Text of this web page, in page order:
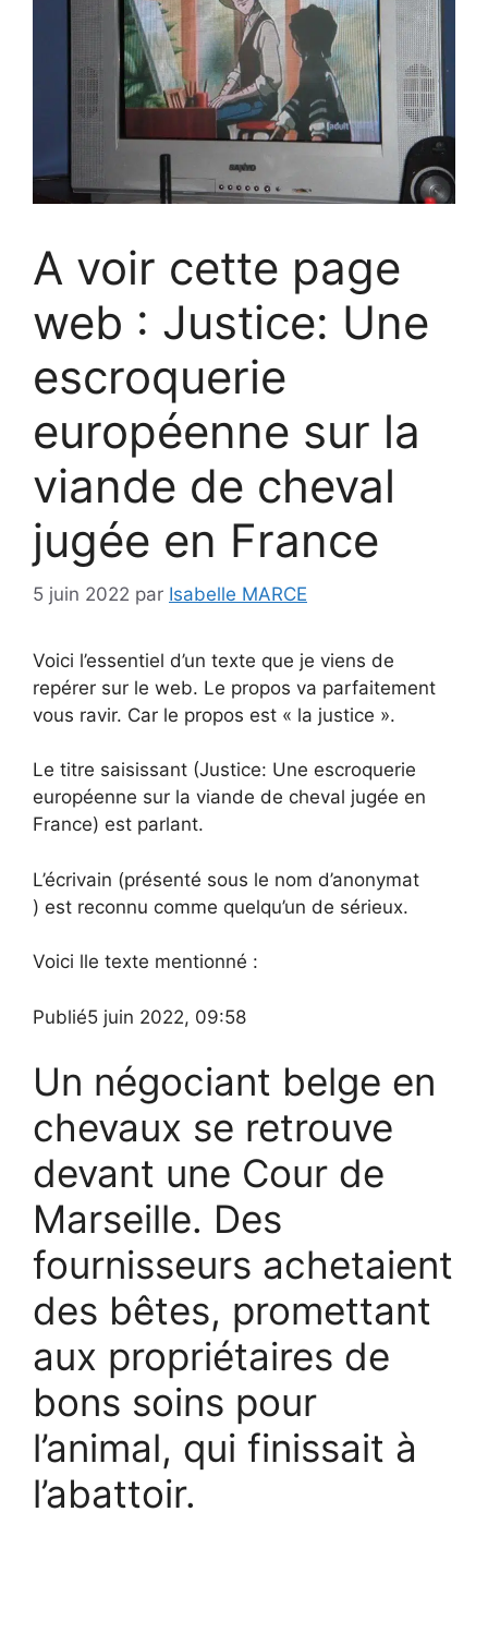
A voir cette page
web : Justice: Une
escroquerie
européenne sur la
viande de cheval
jugée en France
5 juin 2022 par Isabelle MARCE
Voici l’essentiel d’un texte que je viens de
repérer sur le web. Le propos va parfaitement
vous ravir. Car le propos est « la justice ».
Le titre saisissant (Justice: Une escroquerie
européenne sur la viande de cheval jugée en
France) est parlant.
L’écrivain (présenté sous le nom d’anonymat
) est reconnu comme quelqu’un de sérieux.
Voici lle texte mentionné :
Publié5 juin 2022, 09:58
Un négociant belge en
chevaux se retrouve
devant une Cour de
Marseille. Des
fournisseurs achetaient
des bêtes, promettant
aux propriétaires de
bons soins pour
l’animal, qui finissait à
l’abattoir.